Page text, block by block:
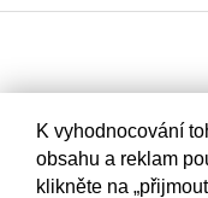
K vyhodnocování
obsahu a reklam
klikněte na